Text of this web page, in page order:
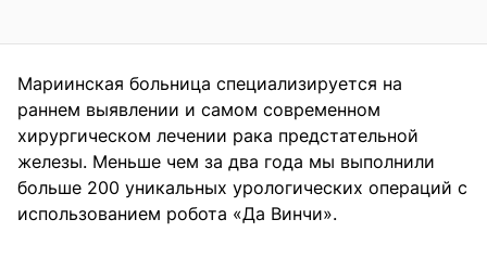
Мариинская больница специализируется на
раннем выявлении и самом современном
хирургическом лечении рака предстательной
железы. Меньше чем за два года мы выполнили
больше 200 уникальных урологических операций с
использованием робота «Да Винчи».